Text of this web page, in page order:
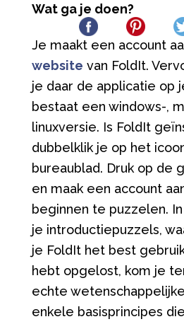
Wat ga je doen?
Je maakt een account
website van FoldIt.
je daar de applicatie op
bestaat een windows-,
linuxversie. Is FoldIt
dubbelklik je op het
bureaublad. Druk op de
en maak een account
beginnen te puzzelen.
je introductiepuzzels,
je FoldIt het best
hebt opgelost, kom je
echte
enkele basisprincipes